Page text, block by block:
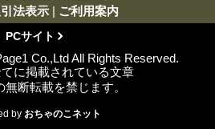
法表示 | ご利用案内
PCサイト
Co.,Ltd All Rights Reserved.
に掲載されている文章
断転載を禁じます。
by おちゃのこネット